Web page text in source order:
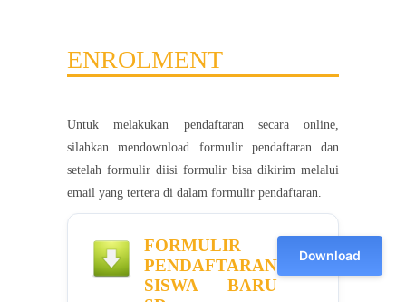
ENROLMENT
Untuk melakukan pendaftaran secara online,
silahkan mendownload formulir pendaftaran dan
setelah formulir diisi formulir bisa dikirim melalui
email yang tertera di dalam formulir pendaftaran.
FORMULIR
PENDAFTARAN
SISWA BARU
Download